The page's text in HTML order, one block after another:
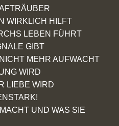
WIRKLICH HILFT
LEBEN FÜHRT
GIBT
MEHR AUFWACHT
WIRD
LIEBE WIRD
UND WAS SIE